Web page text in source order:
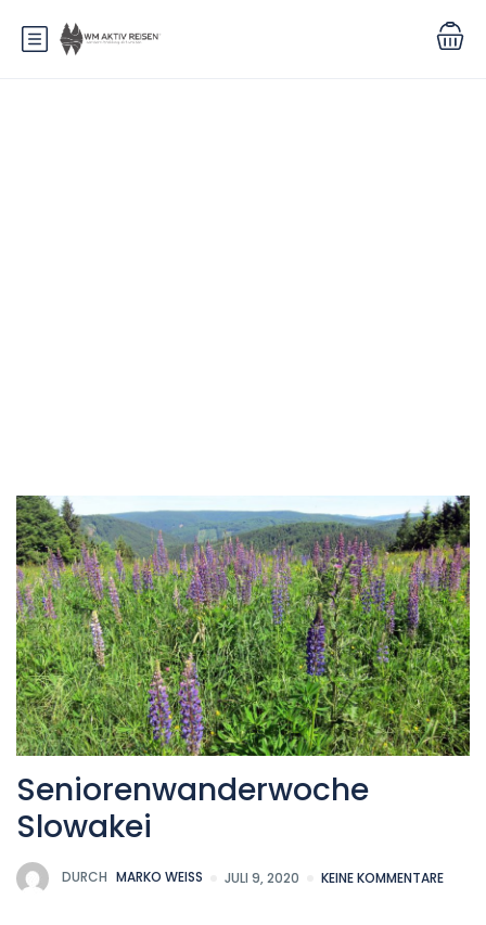
Seniorenwanderwoche
Slowakei
DURCH MARKO WEISS JULI 9, 2020 KEINE KOMMENTARE